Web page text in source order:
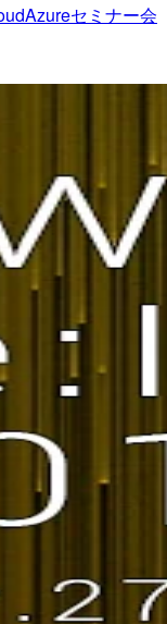
Azureセミナー会